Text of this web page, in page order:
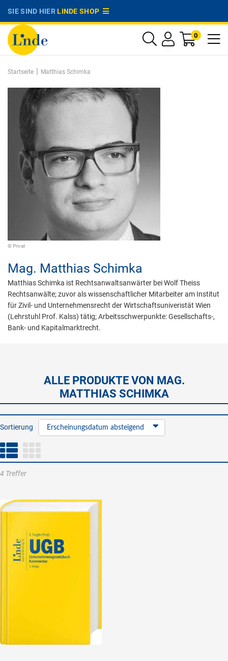
SIE SIND HIERLINDE SHOP
0
Startseite | Matthias Schimka
© Privat
Mag. Matthias Schimka
Matthias Schimka ist Rechtsanwaltsanwärter bei Wolf Theiss
Rechtsanwälte; zuvor als wissenschaftlicher Mitarbeiter am Institut
für Zivil- und Unternehmensrecht der Wirtschaftsuniveristät Wien
(Lehrstuhl Prof. Kalss) tätig; Arbeitsschwerpunkte: Gesellschafts-,
Bank- und Kapitalmarktrecht.
ALLE PRODUKTE VON MAG.
MATTHIAS SCHIMKA
Sortierung Erscheinungsdatum absteigend
4 Treffer